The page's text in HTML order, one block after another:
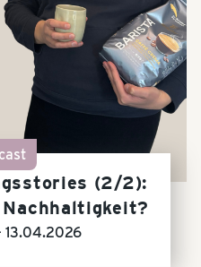
(2/2):
Nachhaltigkeit?
13.04.2026